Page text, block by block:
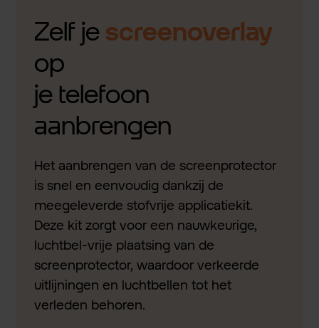
Zelf je screenoverlay
op
je telefoon
aanbrengen
Het aanbrengen van de screenprotector
is snel en eenvoudig dankzij de
meegeleverde stofvrije applicatiekit.
Deze kit zorgt voor een nauwkeurige,
luchtbel-vrije plaatsing van de
screenprotector, waardoor verkeerde
uitlijningen en luchtbellen tot het
verleden behoren.